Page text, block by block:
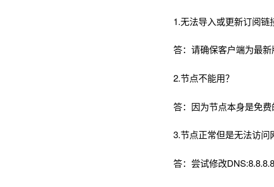
1.无法导入或更新订阅链
答：请确保客户端为最新
2.节点不能用？
答：因为节点本身是免费
3.节点正常但是无法访问
答：尝试修改